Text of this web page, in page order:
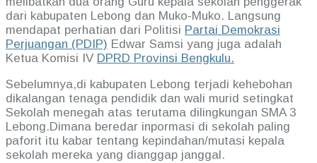
dari kabupaten Lebong dan Muko-Muko. Langsung
mendapat perhatian dari Politisi Partai Demokrasi
Perjuangan (PDIP) Edwar Samsi yang juga adalah
Ketua Komisi IV DPRD Provinsi Bengkulu.
Sebelumnya,di kabupaten Lebong terjadi kehebohan
dikalangan tenaga pendidik dan wali murid setingkat
Sekolah menegah atas terutama dilingkungan SMA 3
Lebong.Dimana beredar inpormasi di sekolah paling
paforit itu kabar tentang kepindahan/mutasi kepala
sekolah mereka yang dianggap janggal.